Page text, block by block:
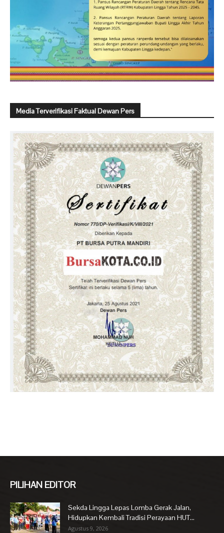
Media Terverifikasi Faktual Dewan Pers
PILIHAN EDITOR
Sekda Lingga Lepas Lomba Gerak Jalan,
Hidupkan Kembali Tradisi Perayaan HUT...
Agustus 9, 2026